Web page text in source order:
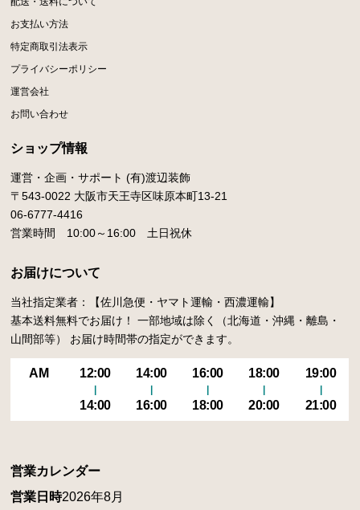
お支払い方法
特定商取引法表示
プライバシーポリシー
運営会社
お問い合わせ
ショップ情報
運営・企画・サポート (有)渡辺装飾
〒543-0022 大阪市天王寺区味原本町13-21
06-6777-4416
営業時間 10:00～16:00 土日祝休
お届けについて
当社指定業者：【佐川急便・ヤマト運輸・西濃運輸】
基本送料無料でお届け！ 一部地域は除く（北海道・沖縄・離島・
山間部等） お届け時間帯の指定ができます。
AM 12:00
14:00
14:00
16:00
16:00
18:00
18:00
20:00
19:00
21:00
営業カレンダー
営業日時2026年8月